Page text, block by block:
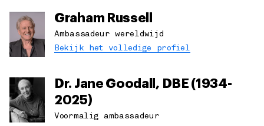
Graham Russell
Ambassadeur wereldwijd
Bekijk het volledige profiel
Dr. Jane Goodall, DBE (1934-
2025)
Voormalig ambassadeur